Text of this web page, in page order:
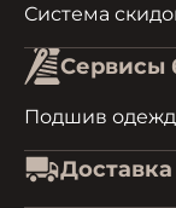
Система
Сервисы
Подшив